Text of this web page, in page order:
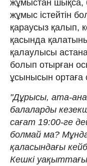
жұмыстан шықса,
жұмыс істейтін
қараусыз қалып,
қасында
қалаулысы
болып отырған
ұсынысын ортаға
"Дұрысы, ата-
балаларды
сағат 19:00-ге
болмай ма?
қаласындағы
Кешкі